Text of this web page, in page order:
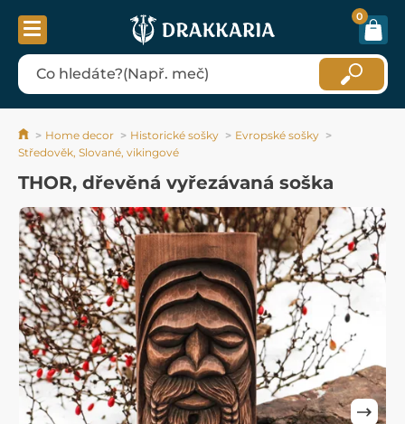
0
Home decor Historické sošky
Evropské sošky
Středověk, Slované, vikingové
THOR, dřevěná vyřezávaná soška